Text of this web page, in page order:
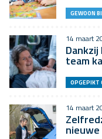
GEWOON
14 maart
team
OPGEPIKT
14 maart